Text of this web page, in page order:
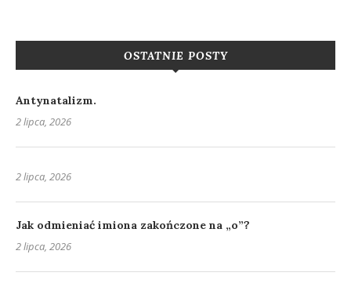
OSTATNIE POSTY
Antynatalizm.
2 lipca, 2026
2 lipca, 2026
Jak odmieniać imiona zakończone na „o”?
2 lipca, 2026